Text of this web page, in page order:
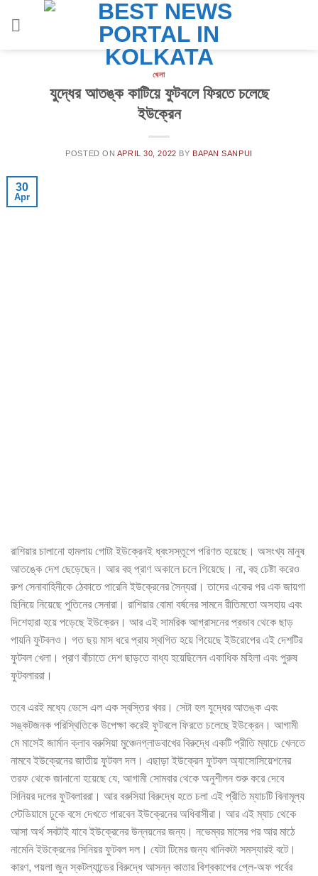
খেলা
যুদ্ধের আতঙ্ক কাটিয়ে ফুটবলে ফিরতে চলেছে
ইউক্রেন
POSTED ON APRIL 30, 2022 BY BAPAN SANPUI
30
Apr
রাশিয়ার চালানো হামলায় গোটা ইউক্রেনই ধ্বংসস্তূপে পরিণত হয়েছে। অসংখ্য মানুষ
আতঙ্কে দেশ ছেড়েছেন। আর বহু প্রাণ অকালে চলে গিয়েছে। না, বহু চেষ্টা করেও
রুশ সেনাবাহিনীকে ঠেকাতে পারেনি ইউক্রেনের সৈন্যরা। তাদের একের পর এক জায়গা
ছিনিয়ে নিয়েছে পুতিনের সেনারা। রাশিয়ার বোমা বর্ষনের সামনে রীতিমতো অসহায় এবং
দিশেহারা হয়ে পড়েছে ইউক্রেন। আর এই সামরিক আগ্রাসনের প্রভাব থেকে ছাড়
পায়নি ফুটবলও। গত ছয় মাস ধরে প্রায় স্থগিত হয়ে গিয়েছে ইউরোপের এই দেশটির
ফুটবল খেলা। প্রাণ বাঁচাতে দেশ ছাড়তে বাধ্য হয়েছিলেন একাধিক মহিলা এবং পুরুষ
ফুটবলাররা।
তবে এরই মধ্যে ভেসে এল এক স্বস্তির খবর। সেটা হল যুদ্ধের আতঙ্ক এবং
সঙ্কটজনক পরিস্থিতিকে উপেক্ষা করেই ফুটবলে ফিরতে চলেছে ইউক্রেন। আগামী
মে মাসেই জার্মান ক্লাব বরুসিয়া মুঞ্চেনগ্লাডবাখের বিরুদ্ধে একটি প্রীতি ম্যাচে খেলতে
নামবে ইউক্রেনের জাতীয় ফুটবল দল। এছাড়া ইউক্রেন ফুটবল অ্যাসোসিয়েশনের
তরফ থেকে জানানো হয়েছে যে, আগামী সোমবার থেকে অনুশীলন শুরু করে দেবে
সিনিয়র দলের ফুটবলাররা। আর বরুসিয়া বিরুদ্ধে হতে চলা এই প্রীতি ম্যাচটি বিনামূল্য
স্টেডিয়ামে ঢুকে বসে দেখতে পারবেন ইউক্রেনের অধিবাসীরা। আর এই ম্যাচ থেকে
আসা অর্থ সবটাই যাবে ইউক্রেনের উন্নয়নের জন্য। নভেম্বর মাসের পর আর মাঠে
নামেনি ইউক্রেনের সিনিয়র ফুটবল দল। যেটা টিমের জন্য খানিকটা সমস্যারই বটে।
কারণ, পয়লা জুন স্কটল্যান্ডের বিরুদ্ধে আসন্ন কাতার বিশ্বকাপের প্লে-অফ পর্বের